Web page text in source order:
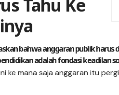
Tahu Ke
bahwa anggaran publik
adalah fondasi keadilan
ke mana saja anggaran itu